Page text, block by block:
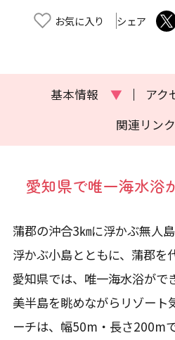
お気に入り シェア
基本情報 ▼ アク
関連リンク
愛知県で唯一海水浴
蒲郡の沖合3㎞に浮かぶ無人
浮かぶ小島とともに、蒲郡を
愛知県では、唯一海水浴がで
美半島を眺めながらリゾート
ーチは、幅50m・長さ200m